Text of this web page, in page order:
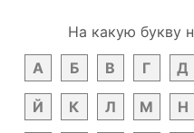
На какую букву
А
Б В Г Д
Й К Л М Н